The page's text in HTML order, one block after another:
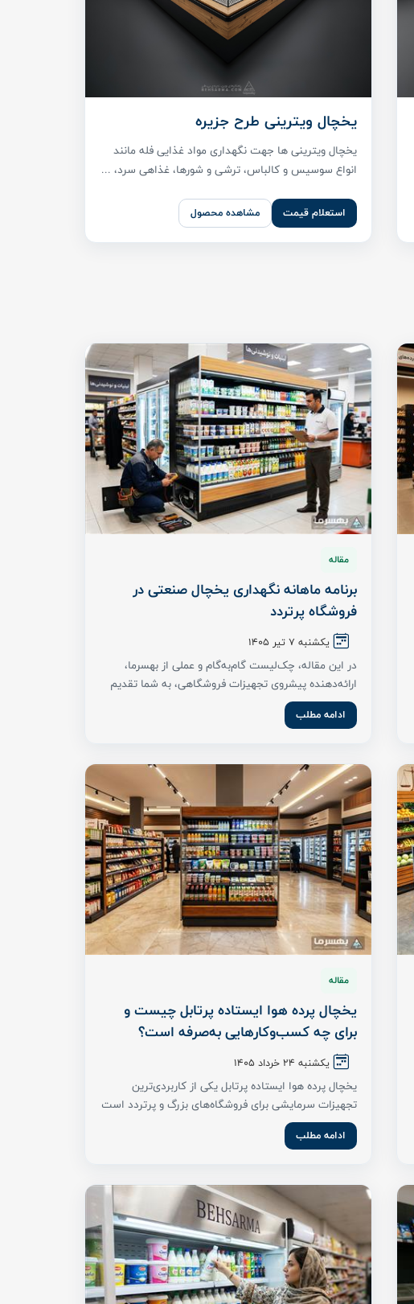
یخچال ویترینی طرح جزیره
یخچال ویترینی ها جهت نگهداری مواد غذایی فله مانند
انواع سوسیس و کالباس، ترشی و شورها، غذاهی سرد، ...
استعلام قیمت مشاهده محصول
مقاله
برنامه ماهانه نگهداری یخچال صنعتی در
فروشگاه پرتردد
یکشنبه 7 تیر ۱۴۰۵
در این مقاله، چک‌لیست گام‌به‌گام و عملی از بهسرما،
ارائه‌دهنده پیشروی تجهیزات فروشگاهی، به شما تقدیم
...
ادامه مطلب
مقاله
یخچال پرده هوا ایستاده پرتابل چیست و
برای چه کسب‌وکارهایی به‌صرفه است؟
یکشنبه ۲۴ خرداد ۱۴۰۵
یخچال پرده هوا ایستاده پرتابل یکی از کاربردی‌ترین
تجهیزات سرمایشی برای فروشگاه‌های بزرگ و پرتردد است
...
ادامه مطلب